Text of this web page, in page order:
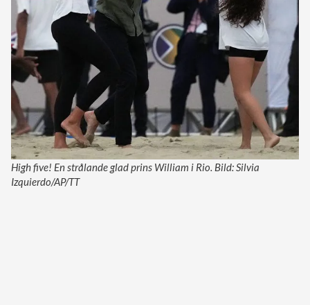
High five! En strålande glad prins William i Rio. Bild: Silvia
Izquierdo/AP/TT